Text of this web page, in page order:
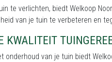
te verlichten, biedt Welkoop
van je tuin te verbeteren en
KWALITEIT
onderhoud van je tuin biedt